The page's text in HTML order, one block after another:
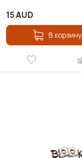
15AUD
В корзину